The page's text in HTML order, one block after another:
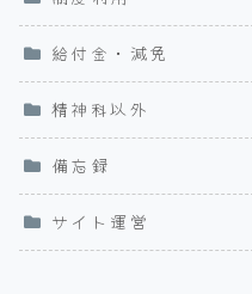
給付金・減免
精神科以外
備忘録
サイト運営